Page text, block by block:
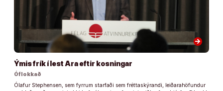
arrow_forward
Ýmis frík í lest Ara eftir kosningar
Óflokkað
Ólafur Stephensen, sem fyrrum starfaði sem fréttaskýrandi, leiðarahöfundur